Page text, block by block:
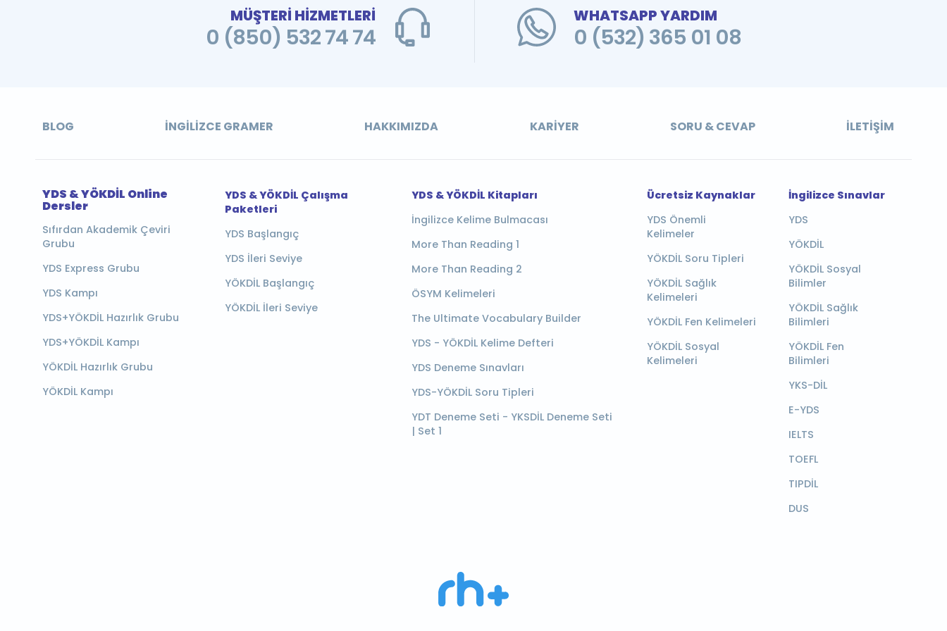
MÜŞTERİ HİZMETLERİ
0 (850) 532 74 74
WHATSAPP YARDIM
0 (532) 365 01 08
BLOG İNGILIZCE GRAMER HAKKIMIZDA KARIYER SORU & CEVAP İLETIŞIM
YDS & YÖKDİL Online
Dersler
Sıfırdan Akademik Çeviri
Grubu
YDS Express Grubu
YDS Kampı
YDS+YÖKDİL Hazırlık Grubu
YDS+YÖKDİL Kampı
YÖKDİL Hazırlık Grubu
YÖKDİL Kampı
YDS & YÖKDİL Çalışma
Paketleri
YDS Başlangıç
YDS İleri Seviye
YÖKDİL Başlangıç
YÖKDİL İleri Seviye
YDS & YÖKDİL Kitapları
İngilizce Kelime Bulmacası
More Than Reading 1
More Than Reading 2
ÖSYM Kelimeleri
The Ultimate Vocabulary Builder
YDS - YÖKDİL Kelime Defteri
YDS Deneme Sınavları
YDS-YÖKDİL Soru Tipleri
YDT Deneme Seti - YKSDİL Deneme Seti
| Set 1
Ücretsiz Kaynaklar
YDS Önemli
Kelimeler
YÖKDİL Soru Tipleri
YÖKDİL Sağlık
Kelimeleri
YÖKDİL Fen Kelimeleri
YÖKDİL Sosyal
Kelimeleri
İngilizce Sınavlar
YDS
YÖKDİL
YÖKDİL Sosyal
Bilimler
YÖKDİL Sağlık
Bilimleri
YÖKDİL Fen
Bilimleri
YKS-DİL
E-YDS
IELTS
TOEFL
TIPDİL
DUS